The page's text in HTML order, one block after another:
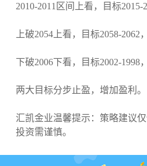
2010-2011区间上看，目标2015-
上破2054上看，目标2058-2062
下破2006下看，目标2002-1998
两大目标分步止盈，增加盈利。
汇凯金业温馨提示：策略建议
投资需谨慎。